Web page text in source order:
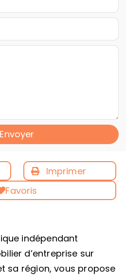
Envoyer
Imprimer
Favoris
indépendant
d’entreprise sur
sa région, vous propose